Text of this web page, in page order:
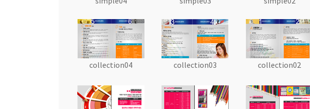
collection04 collection03 collection02